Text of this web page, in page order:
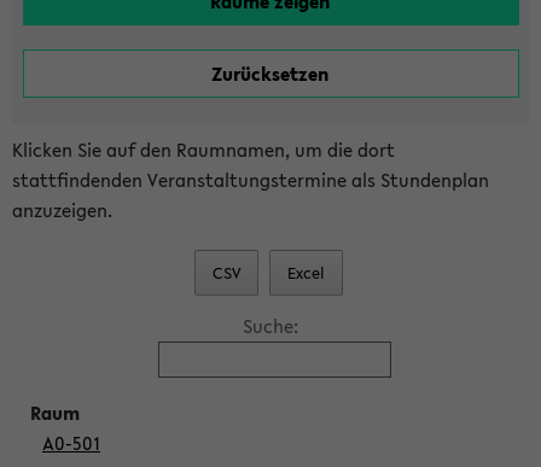
Klicken Sie auf den Raumnamen, um die dort
stattfindenden Veranstaltungstermine als Stundenplan
anzuzeigen.
CSV Excel
Suche:
A0-501